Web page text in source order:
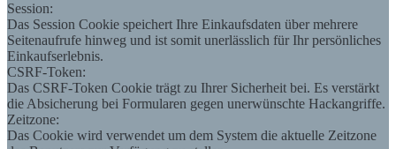
Session:
Das Session Cookie speichert Ihre Einkaufsdaten über mehrere
Seitenaufrufe hinweg und ist somit unerlässlich für Ihr persönliches
Einkaufserlebnis.
CSRF-Token:
Das CSRF-Token Cookie trägt zu Ihrer Sicherheit bei. Es verstärkt
die Absicherung bei Formularen gegen unerwünschte Hackangriffe.
Zeitzone:
Das Cookie wird verwendet um dem System die aktuelle Zeitzone